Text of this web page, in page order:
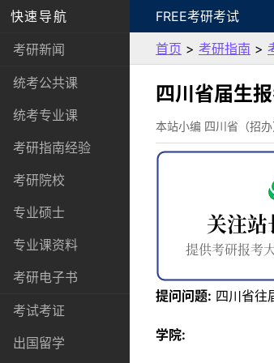
快速导航
考研新闻
统考公共课
统考专业课
考研指南经验
考研院校
专业硕士
专业课资料
考研电子书
考试考证
出国留学
FREE考研考试
首页 > 考研指南 >
四川省届生
本站小编 四川省（招
提问问题: 四川省往
学院: